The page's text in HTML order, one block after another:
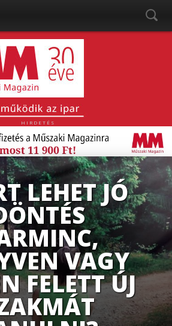
HIRDETÉS
MEG A